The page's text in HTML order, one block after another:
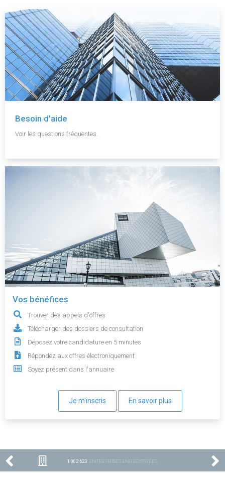
Besoin d'aide
Voir les questions fréquentes.
Vos bénéfices
Trouver des appels d'offres
Télécharger des dossiers de consultation
Déposez votre candidature en 5 minutes
Répondez aux offres électroniquement
Soyez présent dans l'annuaire
Je m'inscris En savoir plus
1 002 623 ENTREPRISES ENREGISTRÉES